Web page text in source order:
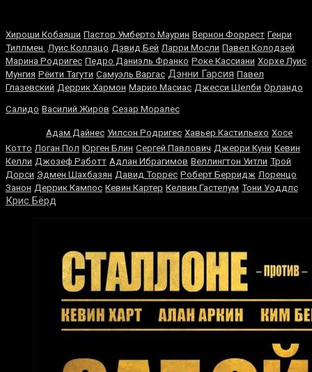
Хироши Кобаяши Пастор Умберто Маурин Вернон Форрест Генри
Тиллмен Луис Коллацо Дэвид Бей Ларри Мосли Павел Колодзей
Марина Родригес Педро Даниэль Франко Роке Кассиани Хорхе Луис
Мунгия Рёити Тагути Самуэль Варгас Дэнни Гарсия Павел
Глазевский Деррик Хармон Марио Масиас Джесси Шелби Орландо
Салидо Василий Жиров Сезар Моралес
Адам Дайнес Уилсон Родригес Хавьер Кастильехо Хосе
Котто Логан Пол Юрген Блин Сергей Павлович Джерри Куни Кевин
Келли Джозеф Работт Адлан Ибрагимов Веллингтон Уитли Трой
Дорси Эдмен Шахбазян Давид Торрес Роберт Берридж Лоренцо
Занон Деррик Кампос Кевин Картер Келвин Гастелум Тони Уоддлс
Крис Бёрд